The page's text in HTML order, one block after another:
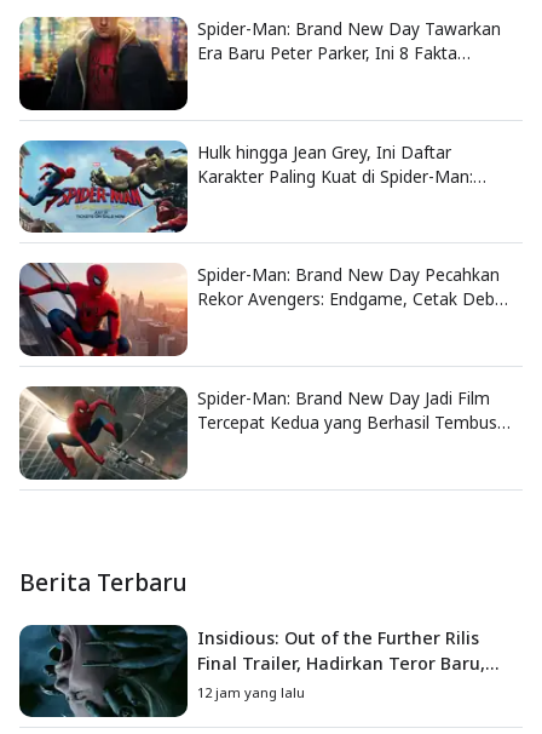
Spider-Man: Brand New Day Tawarkan
Era Baru Peter Parker, Ini 8 Fakta
Hulk hingga Jean Grey, Ini Daftar
Karakter Paling Kuat di Spider-Man:
Spider-Man: Brand New Day Pecahkan
Rekor Avengers: Endgame, Cetak Debut
Spider-Man: Brand New Day Jadi Film
Tercepat Kedua yang Berhasil Tembus
Berita Terbaru
Insidious: Out of the Further Rilis
Final Trailer, Hadirkan Teror Baru,
Iblis Kini Masuk ke Dunia Manusia
12 jam yang lalu